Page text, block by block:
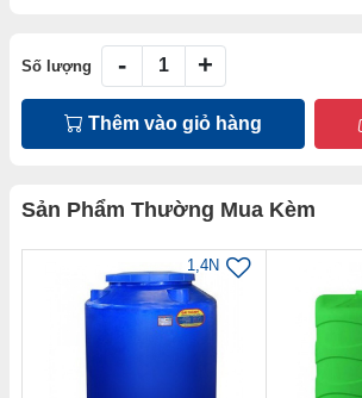
Số lượng - +
Thêm vào giỏ hàng
Sản Phẩm Thường Mua Kèm
1,4N